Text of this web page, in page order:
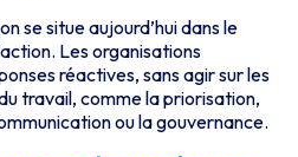
se situe aujourd’hui dans le
Les organisations
réactives, sans agir sur les
travail, comme la priorisation,
ou la gouvernance.